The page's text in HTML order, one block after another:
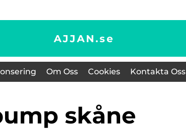
AJJAN.se
Om Oss Cookies Kontakta Oss
skåne